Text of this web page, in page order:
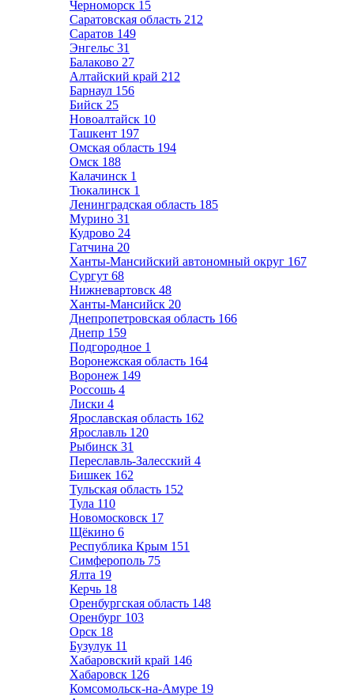
Черноморск 15
Саратовская область 212
Саратов 149
Энгельс 31
Балаково 27
Алтайский край 212
Барнаул 156
Бийск 25
Новоалтайск 10
Ташкент 197
Омская область 194
Омск 188
Калачинск 1
Тюкалинск 1
Ленинградская область 185
Мурино 31
Кудрово 24
Гатчина 20
Ханты-Мансийский автономный округ 167
Сургут 68
Нижневартовск 48
Ханты-Мансийск 20
Днепропетровская область 166
Днепр 159
Подгородное 1
Воронежская область 164
Воронеж 149
Россошь 4
Лиски 4
Ярославская область 162
Ярославль 120
Рыбинск 31
Переславль-Залесский 4
Бишкек 162
Тульская область 152
Тула 110
Новомосковск 17
Щёкино 6
Республика Крым 151
Симферополь 75
Ялта 19
Керчь 18
Оренбургская область 148
Оренбург 103
Орск 18
Бузулук 11
Хабаровский край 146
Хабаровск 126
Комсомольск-на-Амуре 19